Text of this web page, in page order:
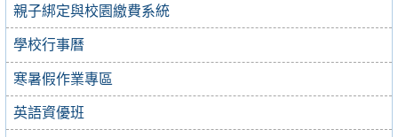
親子綁定與校園繳費系統
學校行事曆
寒暑假作業專區
英語資優班